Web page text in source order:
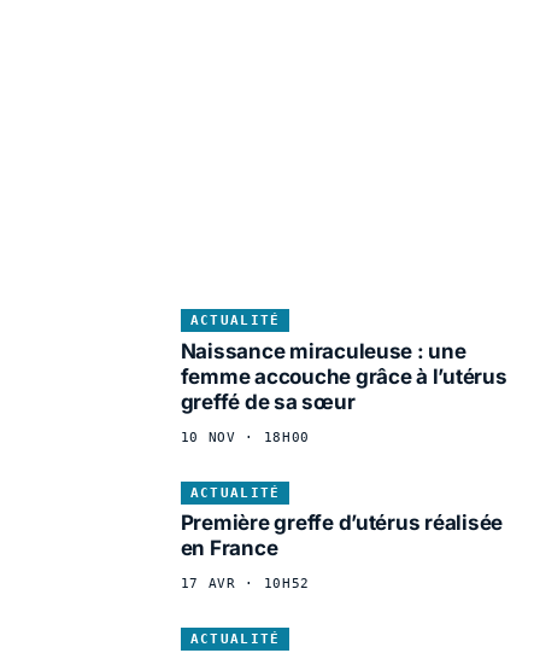
ACTUALITÉ
Naissance miraculeuse : une
femme accouche grâce à l’utérus
greffé de sa sœur
10 NOV · 18H00
ACTUALITÉ
Première greffe d’utérus réalisée
en France
17 AVR · 10H52
ACTUALITÉ